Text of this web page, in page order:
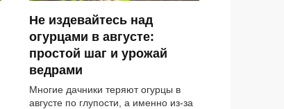
Не издевайтесь над
огурцами в августе:
простой шаг и урожай
ведрами
Многие дачники теряют огурцы в
августе по глупости, а именно из-за